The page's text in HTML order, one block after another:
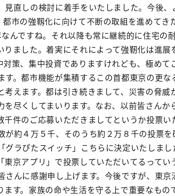
直しの検討に着手をいたしました。今後
市の強靱化に向けて不断の取組を進めてき
んですね。それ以降も常に継続的に住宅の
ました。着実にそれによって強靭化は進
策、集中投資でありますけれども、極め
。都市機能が集積するこの首都東京の更
えます。都は引き続きまして、災害の脅
尽くしてまいります。なお、以前皆さん
件のご応募いただきましてというか投票
約４万５千、そのうち約２万８千の投票
ラぴたスイッチ」こちらに決定いたしま
京アプリ」で投票していただいてるって
んに感謝申し上げます。今後ですが、東
す。家族の命や生活を守る上で重要なも